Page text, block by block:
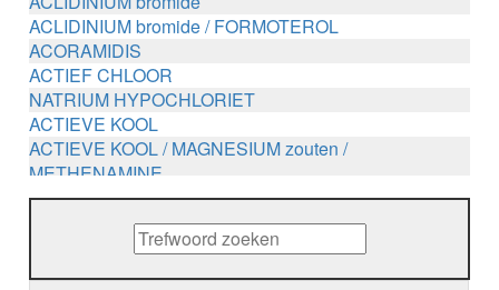
ACLIDINIUM bromide / FORMOTEROL
ACORAMIDIS
ACTIEF CHLOOR
NATRIUM HYPOCHLORIET
ACTIEVE KOOL
ACTIEVE KOOL / MAGNESIUM zouten /
METHENAMINE
ADALIMUMAB
ADAPALEEN
ADAPALEEN / BENZOYLPEROXIDE